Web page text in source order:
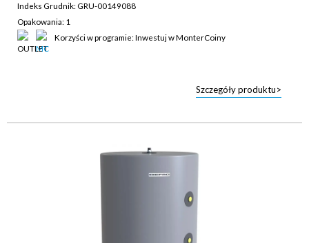
Indeks Grudnik: GRU-00149088
Opakowania: 1
Korzyści w programie: Inwestuj w MonterCoiny
Szczegóły produktu>